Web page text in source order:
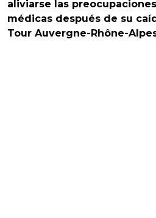
aliviarse las
médicas después de su
Tour Auvergne-Rhône-